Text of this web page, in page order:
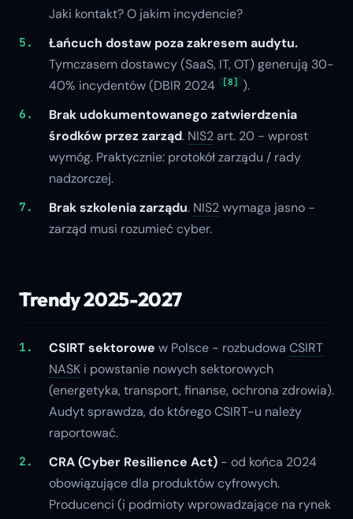
Jaki kontakt? O jakim incydencie?
Łańcuch dostaw poza zakresem audytu.
Tymczasem dostawcy (SaaS, IT, OT) generują 30-
40% incydentów (DBIR 2024
[8] ).
Brak udokumentowanego zatwierdzenia
środków przez zarząd. NIS2art. 20 - wprost
wymóg. Praktycznie: protokół zarządu / rady
nadzorczej.
Brak szkolenia zarządu. NIS2wymaga jasno -
zarząd musi rozumieć cyber.
Trendy 2025-2027
CSIRT sektorowe w Polsce - rozbudowa CSIRT
NASK i powstanie nowych sektorowych
(energetyka, transport, finanse, ochrona zdrowia).
Audyt sprawdza, do którego CSIRT-u należy
raportować.
CRA (Cyber Resilience Act) - od końca 2024
obowiązujące dla produktów cyfrowych.
Producenci (i podmioty wprowadzające na rynek